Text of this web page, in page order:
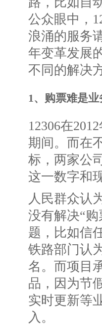
公众眼中，
浪涌的服务
年变革发展
不同的解决
1、购票难是
12306在
期间。而在
标，两家公
这一数字和
人民群众认
没有解决“
题，比如信
铁路部门认
名。而项目
品，因为节
实时更新等
入。